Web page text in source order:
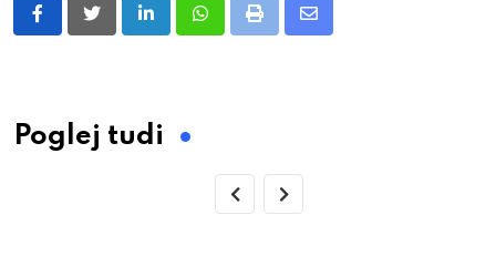
LinkedInWhatsappPrint
Share
Poglej tudi